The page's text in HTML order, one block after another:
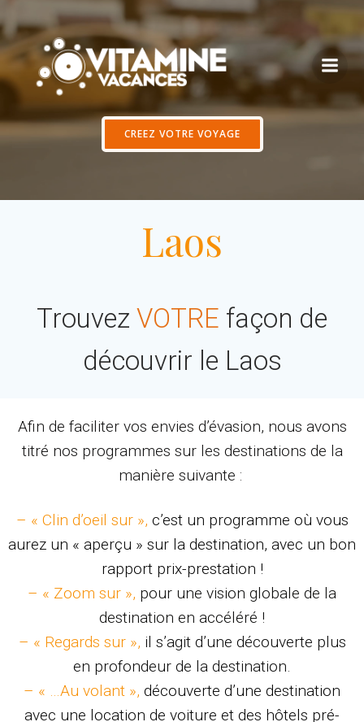
Aller
contenu
CREEZ VOTRE VOYAGE
Laos
Trouvez VOTRE façon de
découvrir le Laos
Afin de faciliter vos envies d’évasion, nous avons
titré nos programmes sur les destinations de la
manière suivante :
– « Clin d’oeil sur », c’est un programme où vous
aurez un « aperçu » sur la destination, avec un bon
rapport prix-prestation !
– « Zoom sur », pour une vision globale de la
destination en accéléré !
– « Regards sur », il s’agit d’une découverte plus
en profondeur de la destination.
– « …Au volant », découverte d’une destination
avec une location de voiture et des hôtels pré-